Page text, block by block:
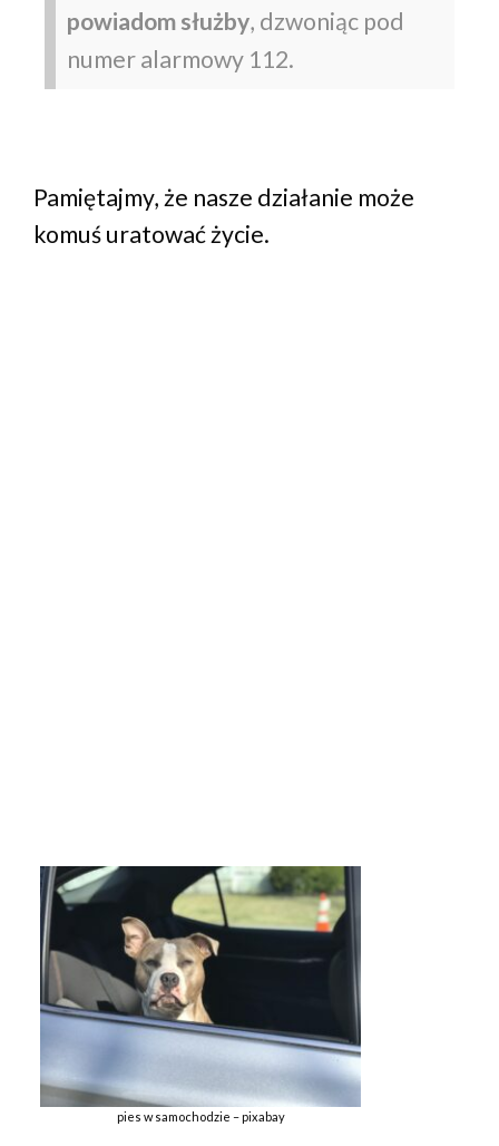
powiadom służby, dzwoniąc pod
numer alarmowy 112.
Pamiętajmy, że nasze działanie może
komuś uratować życie.
pies w samochodzie – pixabay